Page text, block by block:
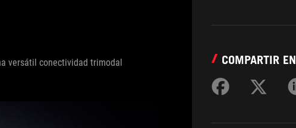
versátil conectividad trimodal
COMPARTIR EN